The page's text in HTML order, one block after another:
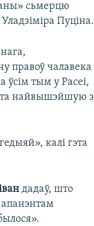
сьмерцю
Пуціна.
правоў чалавека
ўсім тым у Расеі,
найвышэйшую з
калі гэта
дадаў, што
апанэнтам